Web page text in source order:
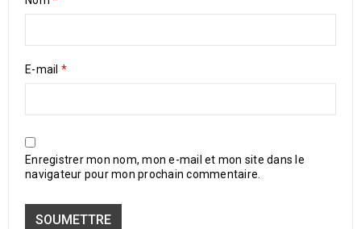
E-mail *
Enregistrer mon nom, mon e-mail et mon site dans le
navigateur pour mon prochain commentaire.